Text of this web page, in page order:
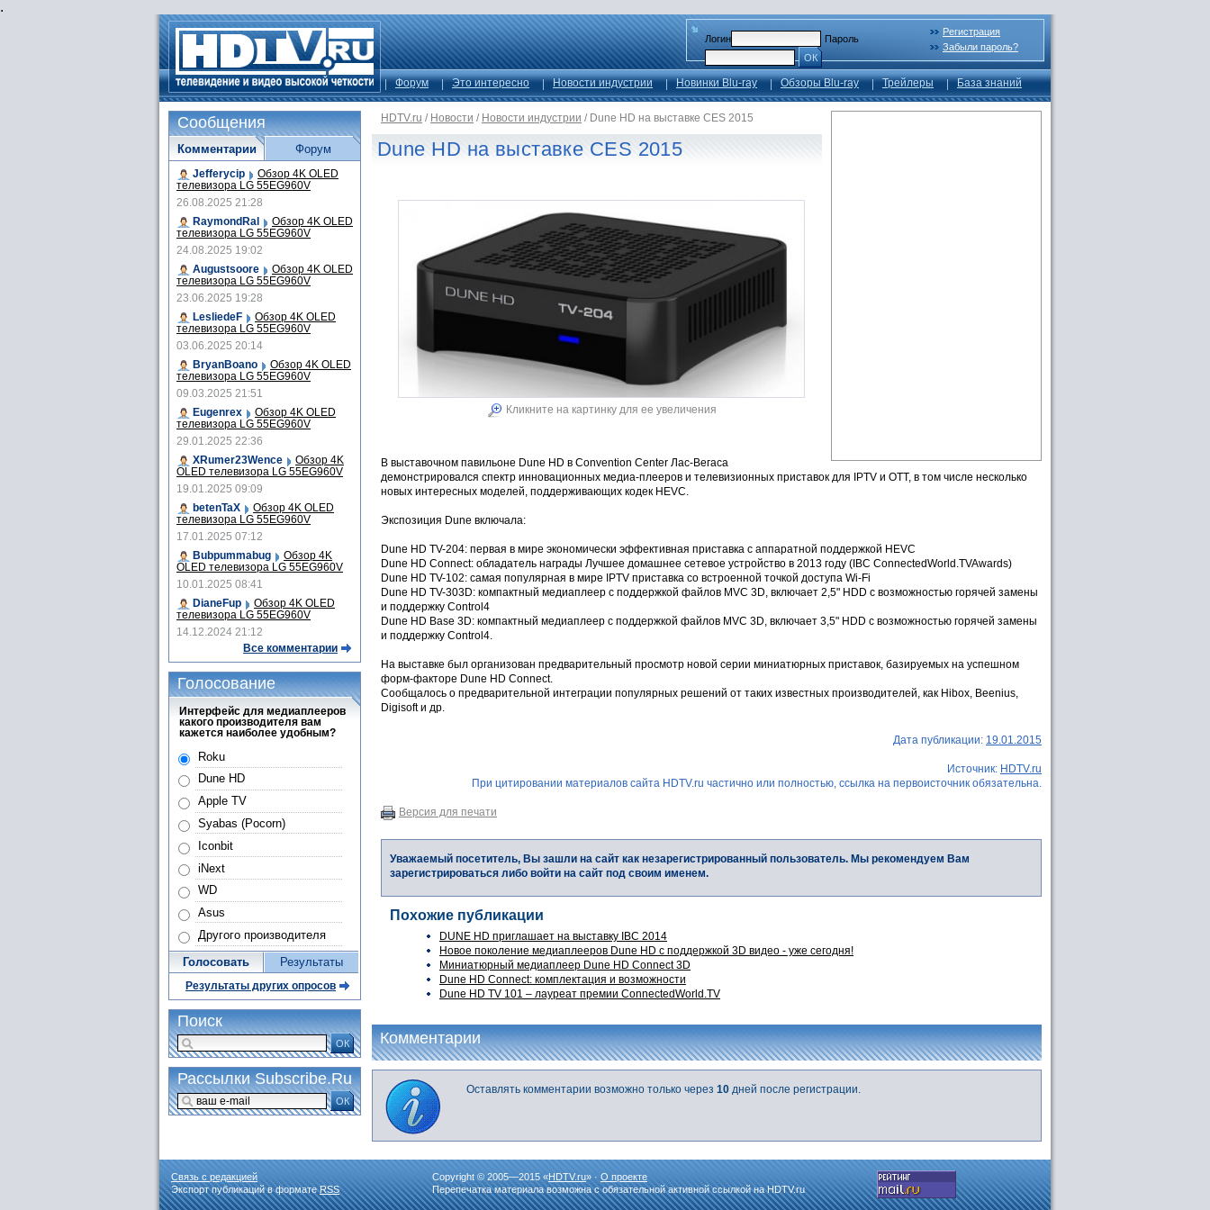
.
Логин
Пароль
ОК
Регистрация
Забыли пароль?
Форум Это интересно Новости индустрии Новинки Blu-ray Обзоры Blu-ray Трейлеры База знаний
HDTV.ru / Новости / Новости индустрии / Dune HD на выставке CES 2015
Dune HD на выставке CES 2015
Кликните на картинку для ее увеличения
В выставочном павильоне Dune HD в Convention Center Лас-Вегаса
демонстрировался спектр инновационных медиа-плееров и телевизионных приставок для IPTV и OTT, в том числе несколько
новых интересных моделей, поддерживающих кодек HEVC.
Экспозиция Dune включала:
Dune HD TV-204: первая в мире экономически эффективная приставка с аппаратной поддержкой HEVC
Dune HD Connect: обладатель награды Лучшее домашнее сетевое устройство в 2013 году (IBC ConnectedWorld.TVAwards)
Dune HD TV-102: самая популярная в мире IPTV приставка со встроенной точкой доступа Wi-Fi
Dune HD TV-303D: компактный медиаплеер с поддержкой файлов MVC 3D, включает 2,5" HDD с возможностью горячей замены
и поддержку Control4
Dune HD Base 3D: компактный медиаплеер с поддержкой файлов MVC 3D, включает 3,5" HDD с возможностью горячей замены
и поддержку Control4.
На выставке был организован предварительный просмотр новой серии миниатюрных приставок, базируемых на успешном
форм-факторе Dune HD Connect.
Сообщалось о предварительной интеграции популярных решений от таких известных производителей, как Hibox, Beenius,
Digisoft и др.
Дата публикации: 19.01.2015
Источник: HDTV.ru
При цитировании материалов сайта HDTV.ru частично или полностью, ссылка на первоисточник обязательна.
Версия для печати
Уважаемый посетитель, Вы зашли на сайт как незарегистрированный пользователь. Мы рекомендуем Вам
зарегистрироваться либо войти на сайт под своим именем.
Похожие публикации
DUNE HD приглашает на выставку IBC 2014
Новое поколение медиаплееров Dune HD с поддержкой 3D видео - уже сегодня!
Миниатюрный медиаплеер Dune HD Connect 3D
Dune HD Connect: комплектация и возможности
Dune HD TV 101 – лауреат премии ConnectedWorld.TV
Комментарии
Оставлять комментарии возможно только через 10 дней после регистрации.
Сообщения
Комментарии
Jefferycip Обзор 4K OLED
телевизора LG 55EG960V
26.08.2025 21:28
RaymondRal
Обзор 4K OLED
телевизора LG 55EG960V
24.08.2025 19:02
Augustsoore
Обзор 4K OLED
телевизора LG 55EG960V
23.06.2025 19:28
LesliedeF
Обзор 4K OLED
телевизора LG 55EG960V
03.06.2025 20:14
BryanBoano
Обзор 4K OLED
телевизора LG 55EG960V
09.03.2025 21:51
Eugenrex
Обзор 4K OLED
телевизора LG 55EG960V
29.01.2025 22:36
XRumer23Wence
Обзор 4K
OLED телевизора LG 55EG960V
19.01.2025 09:09
betenTaX
Обзор 4K OLED
телевизора LG 55EG960V
17.01.2025 07:12
Bubpummabug
Обзор 4K
OLED телевизора LG 55EG960V
10.01.2025 08:41
DianeFup
Обзор 4K OLED
телевизора LG 55EG960V
14.12.2024 21:12
Все комментарии
Форум
Голосование
Интерфейс для медиаплееров
какого производителя вам
кажется наиболее удобным?
Roku
Dune HD
Apple TV
Syabas (Pocorn)
Iconbit
iNext
WD
Asus
Другого производителя
Голосовать Результаты
Результаты других опросов
Поиск
ОК
Рассылки Subscribe.Ru
ОК
Связь с редакцией
Экспорт публикаций в форматеRSS
Copyright © 2005—2015 «HDTV.ru» · О проекте
Перепечатка материала возможна с обязательной активной ссылкой на HDTV.ru